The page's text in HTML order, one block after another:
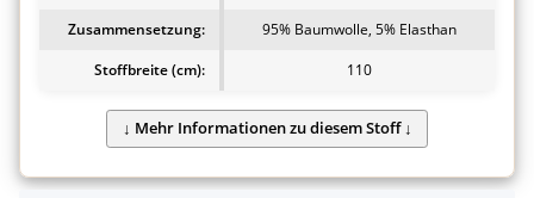
Zusammensetzung:
95% Baumwolle, 5% Elasthan
Stoffbreite (cm):
110